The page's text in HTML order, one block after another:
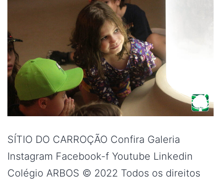
SÍTIO DO CARROÇÃO Confira Galeria
Instagram Facebook-f Youtube Linkedin
Colégio ARBOS © 2022 Todos os direitos